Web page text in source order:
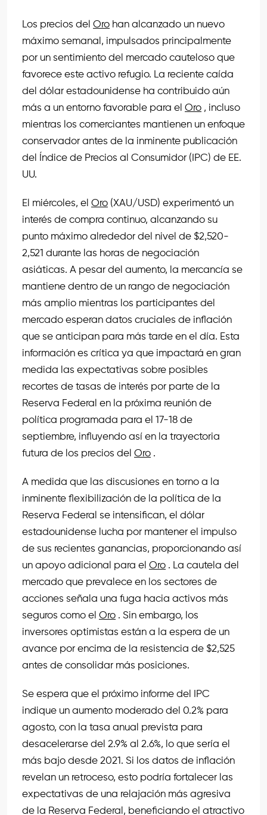
Los precios del Oro han alcanzado un nuevo
máximo semanal, impulsados principalmente
por un sentimiento del mercado cauteloso que
favorece este activo refugio. La reciente caída
del dólar estadounidense ha contribuido aún
más a un entorno favorable para el Oro , incluso
mientras los comerciantes mantienen un enfoque
conservador antes de la inminente publicación
del Índice de Precios al Consumidor (IPC) de EE.
UU.
El miércoles, el Oro (XAU/USD) experimentó un
interés de compra continuo, alcanzando su
punto máximo alrededor del nivel de $2,520-
2,521 durante las horas de negociación
asiáticas. A pesar del aumento, la mercancía se
mantiene dentro de un rango de negociación
más amplio mientras los participantes del
mercado esperan datos cruciales de inflación
que se anticipan para más tarde en el día. Esta
información es crítica ya que impactará en gran
medida las expectativas sobre posibles
recortes de tasas de interés por parte de la
Reserva Federal en la próxima reunión de
política programada para el 17-18 de
septiembre, influyendo así en la trayectoria
futura de los precios del Oro .
A medida que las discusiones en torno a la
inminente flexibilización de la política de la
Reserva Federal se intensifican, el dólar
estadounidense lucha por mantener el impulso
de sus recientes ganancias, proporcionando así
un apoyo adicional para el Oro . La cautela del
mercado que prevalece en los sectores de
acciones señala una fuga hacia activos más
seguros como el Oro . Sin embargo, los
inversores optimistas están a la espera de un
avance por encima de la resistencia de $2,525
antes de consolidar más posiciones.
Se espera que el próximo informe del IPC
indique un aumento moderado del 0.2% para
agosto, con la tasa anual prevista para
desacelerarse del 2.9% al 2.6%, lo que sería el
más bajo desde 2021. Si los datos de inflación
revelan un retroceso, esto podría fortalecer las
expectativas de una relajación más agresiva
de la Reserva Federal, beneficiando el atractivo